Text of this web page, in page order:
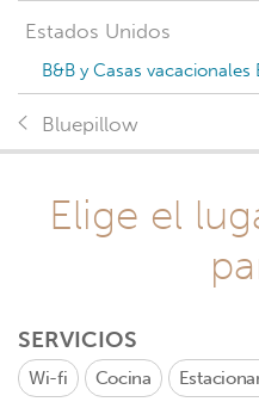
Estados Unidos
B&B y Casas
Bluepillow
Elige el
SERVICIOS
Wi-fi Cocina